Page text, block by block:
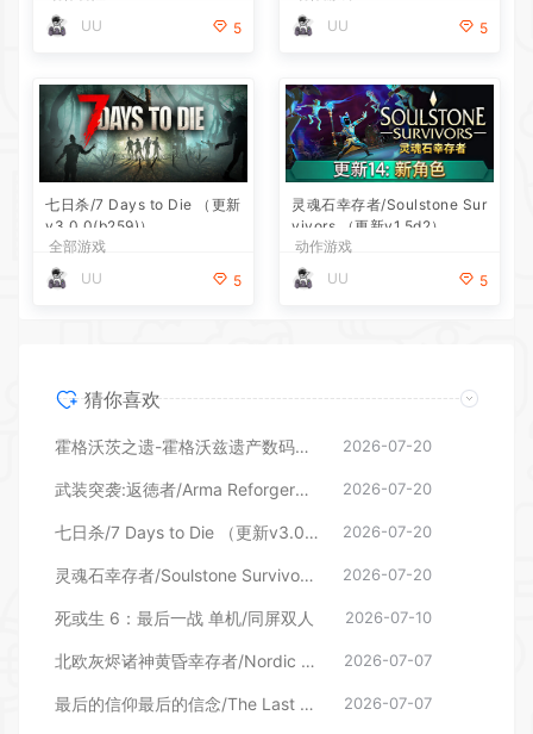
UU
5
UU
5
七日杀/7 Days to Die （更新
v3.0.0(b259)）
全部游戏
UU
5
灵魂石幸存者/Soulstone Sur
vivors （更新v1.5d2）
动作游戏
UU
5
猜你喜欢
霍格沃茨之遗-霍格沃兹遗产数码豪华版（更新v1613387） 2026-07-20
武装突袭:返徳者/Arma Reforger（更新v1.7.0.49） 2026-07-20
七日杀/7 Days to Die （更新v3.0.0(b259)） 2026-07-20
灵魂石幸存者/Soulstone Survivors （更新v1.5d2） 2026-07-20
死或生 6：最后一战 单机/同屏双人 2026-07-10
北欧灰烬诸神黄昏幸存者/Nordic Ashes: Survivors of Ragnarok（更新v3.1.0—更新DLCs） 2026-07-07
最后的信仰最后的信念/The Last Faith （更新v2.2.0） 2026-07-07